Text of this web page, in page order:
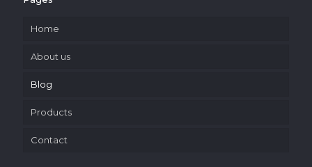
Home
About us
Blog
Products
Contact